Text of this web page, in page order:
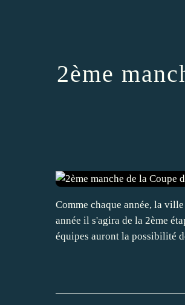
2ème
Comme chaque année, la
année il s'agira de la 2ème
équipes auront la possibilité